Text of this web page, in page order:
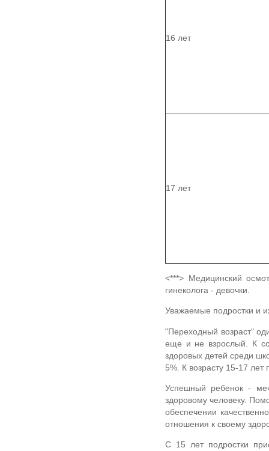
16 лет
17 лет
<***> Медицинский
гинеколога - девочки.
Уважаемые подростки и
"Переходный возраст"
еще и не взрослый. К
здоровых детей среди
5%. К возрасту 15-17
Успешный ребенок -
здоровому человеку.
обеспечении
отношения к своему
С 15 лет подростки